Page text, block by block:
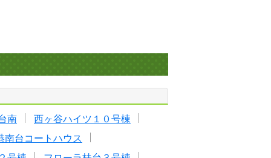
南
西ヶ谷ハイツ１０号棟
南台コートハウス